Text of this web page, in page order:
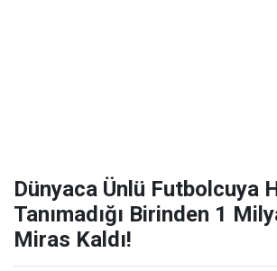
Dünyaca Ünlü Futbolcuya
Tanımadığı Birinden 1
Miras Kaldı!